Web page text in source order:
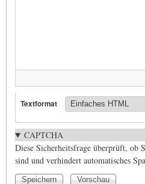
Textformat
CAPTCHA
Diese Sicherheitsfrage überprüft, ob
sind und verhindert automatisches